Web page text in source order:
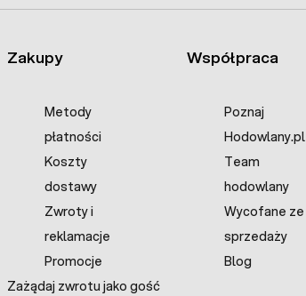
Zakupy
Metody
płatności
Koszty
dostawy
Zwroty i
reklamacje
Promocje
Zażądaj zwrotu jako gość
Współpraca
Poznaj
Hodowlany.pl
Team
hodowlany
Wycofane ze
sprzedaży
Blog